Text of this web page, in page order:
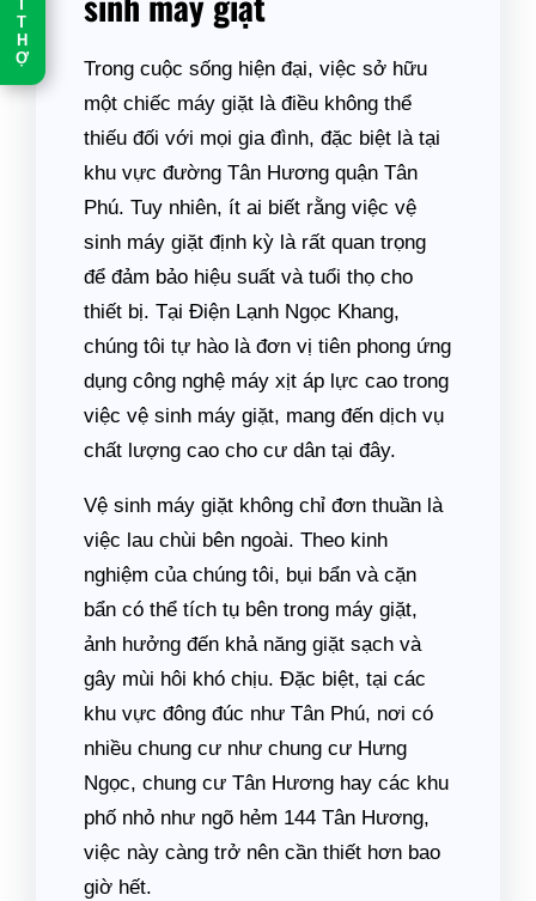
T
T
H
Ợ
Trong cuộc sống hiện đại, việc sở hữu
một chiếc máy giặt là điều không thể
thiếu đối với mọi gia đình, đặc biệt là tại
khu vực đường Tân Hương quận Tân
Phú. Tuy nhiên, ít ai biết rằng việc vệ
sinh máy giặt định kỳ là rất quan trọng
để đảm bảo hiệu suất và tuổi thọ cho
thiết bị. Tại Điện Lạnh Ngọc Khang,
chúng tôi tự hào là đơn vị tiên phong ứng
dụng công nghệ máy xịt áp lực cao trong
việc vệ sinh máy giặt, mang đến dịch vụ
chất lượng cao cho cư dân tại đây.
Vệ sinh máy giặt không chỉ đơn thuần là
việc lau chùi bên ngoài. Theo kinh
nghiệm của chúng tôi, bụi bẩn và cặn
bẩn có thể tích tụ bên trong máy giặt,
ảnh hưởng đến khả năng giặt sạch và
gây mùi hôi khó chịu. Đặc biệt, tại các
khu vực đông đúc như Tân Phú, nơi có
nhiều chung cư như chung cư Hưng
Ngọc, chung cư Tân Hương hay các khu
phố nhỏ như ngõ hẻm 144 Tân Hương,
việc này càng trở nên cần thiết hơn bao
giờ hết.